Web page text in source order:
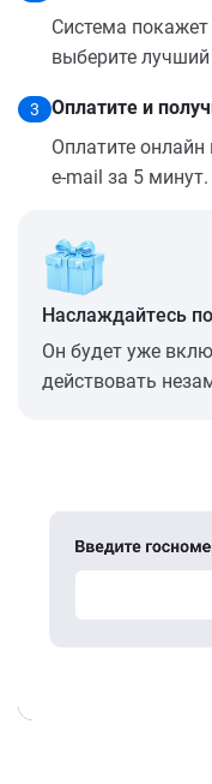
Система
выберите
3
Оплатите и
Оплатите онлайн
e-mail за 5 минут.
Наслаждайтесь
Он будет уже
действовать